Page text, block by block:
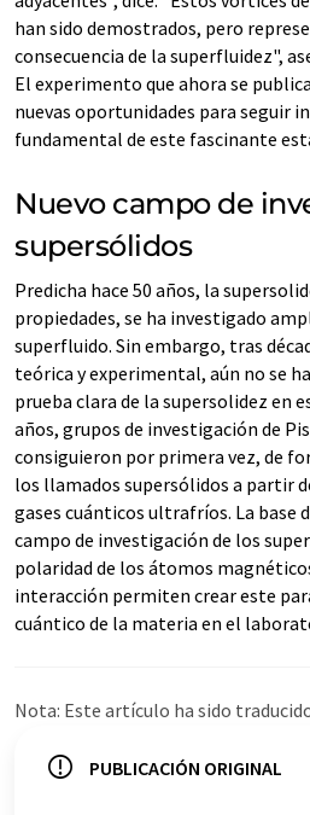
han sido demostrados, pero
consecuencia de la superfluidez",
El experimento que ahora se
nuevas oportunidades para seguir
fundamental de este fascinante
Nuevo campo de
supersólidos
Predicha hace 50 años, la
propiedades, se ha investigado
superfluido. Sin embargo, tras
teórica y experimental, aún no se
prueba clara de la supersolidez en
años, grupos de investigación de
consiguieron por primera vez, de
los llamados supersólidos a partir
gases cuánticos ultrafríos. La base
campo de investigación de los
polaridad de los átomos
interacción permiten crear este
cuántico de la materia en el
Nota: Este artículo ha sido
ofrece estas traducciones
PUBLICACIÓN ORIGINAL